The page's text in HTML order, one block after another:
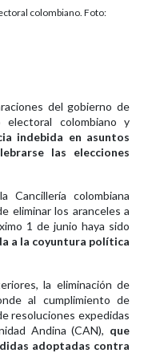
colombiano. Foto:
del gobierno de
electoral colombiano y
indebida en asuntos
las elecciones
colombiana
eliminar los aranceles a
1 de junio haya sido
a la coyuntura política
la eliminación de
al cumplimiento de
resoluciones expedidas
Andina (CAN), que
adoptadas contra